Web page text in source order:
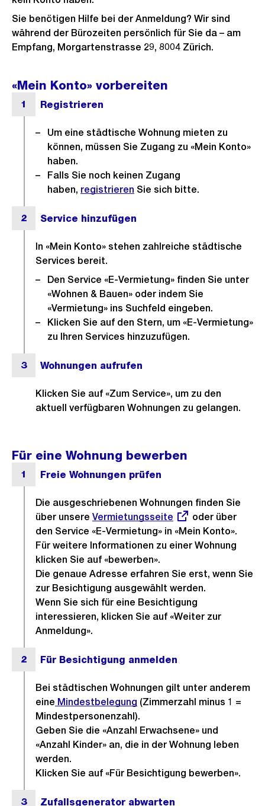
Sie benötigen Hilfe bei der Anmeldung? Wir sind
während der Bürozeiten persönlich für Sie da – am
Empfang, Morgartenstrasse 29, 8004 Zürich.
«Mein Konto» vorbereiten
Um eine städtische Wohnung mieten zu
können, müssen Sie Zugang zu «Mein Konto»
haben.
Falls Sie noch keinen Zugang
haben, registrieren Sie sich bitte.
In «Mein Konto» stehen zahlreiche städtische
Services bereit.
Den Service «E-Vermietung» finden Sie unter
«Wohnen & Bauen» oder indem Sie
«Vermietung» ins Suchfeld eingeben.
Klicken Sie auf den Stern, um «E-Vermietung»
zu Ihren Services hinzuzufügen.
Klicken Sie auf «Zum Service», um zu den
aktuell verfügbaren Wohnungen zu gelangen.
Für eine Wohnung bewerben
Die ausgeschriebenen Wohnungen finden Sie
über unsere Externer
Link:
Vermietungsseite
oder über
den Service «E-Vermietung» in «Mein Konto».
Für weitere Informationen zu einer Wohnung
klicken Sie auf «bewerben».
Die genaue Adresse erfahren Sie erst, wenn Sie
zur Besichtigung ausgewählt werden.
Wenn Sie sich für eine Besichtigung
interessieren, klicken Sie auf «Weiter zur
Anmeldung».
Bei städtischen Wohnungen gilt unter anderem
eine Mindestbelegung (Zimmerzahl minus 1 =
Mindestpersonenzahl).
Geben Sie die «Anzahl Erwachsene» und
«Anzahl Kinder» an, die in der Wohnung leben
werden.
Klicken Sie auf «Für Besichtigung bewerben».